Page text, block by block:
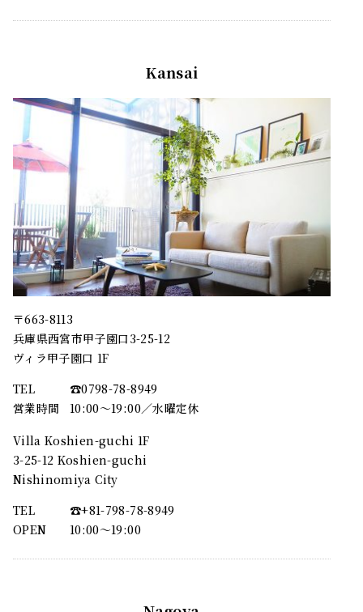
Kansai
〒663-8113
兵庫県西宮市甲子園口3-25-12
ヴィラ甲子園口 1F
TEL
☎︎0798-78-8949
営業時間
10:00～19:00／水曜定休
Villa Koshien-guchi 1F
3-25-12 Koshien-guchi
Nishinomiya City
TEL
☎︎+81-798-78-8949
OPEN
10:00〜19:00